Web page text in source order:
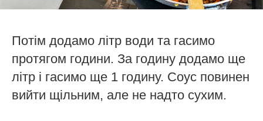
Потім додамо літр води та гасимо
протягом години. За годину додамо ще
літр і гасимо ще 1 годину. Соус повинен
вийти щільним, але не надто сухим.